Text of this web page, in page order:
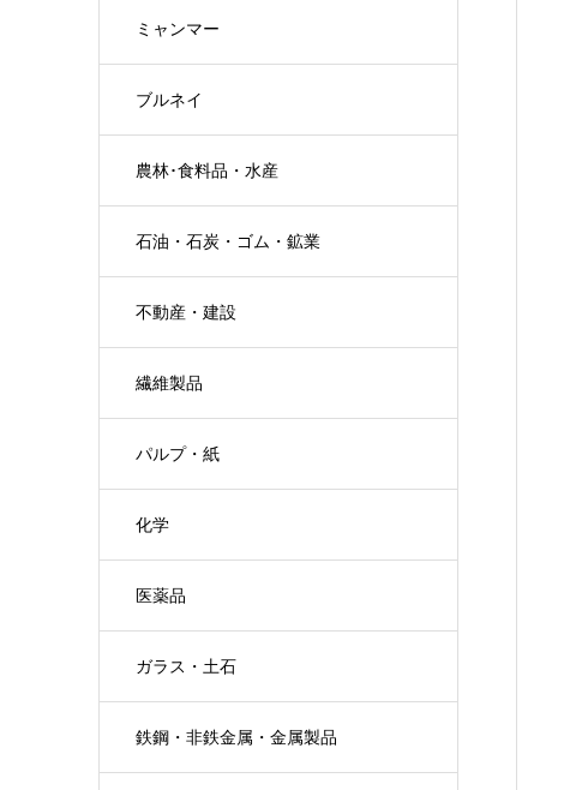
ミャンマー
ブルネイ
農林･食料品・水産
石油・石炭・ゴム・鉱業
不動産・建設
繊維製品
パルプ・紙
化学
医薬品
ガラス・土石
鉄鋼・非鉄金属・金属製品